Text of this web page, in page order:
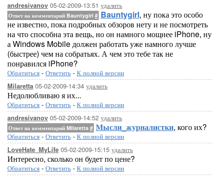
andresivanov 05-02-2009-13:51 удалить
Ответ на комментарий Bauntygirl # Bauntygirl, ну пока это особо
не известно, пока подробных обзоров нету и не посмотреть
на что способна эта вещь, но он намного мощнее iPhone, ну
а Windows Mobile должен работать уже намного лучше
(быстрее) чем на собратьях. А чем это тебе так не
понравился iPhone?
Обратиться - Ответить - К полной версии
Milaretta 05-02-2009-14:34 удалить
Недолюбливаю я их...
Обратиться - Ответить - К полной версии
andresivanov 05-02-2009-14:52 удалить
Ответ на комментарий Milaretta # Мысли_журналистки, кого их?
Обратиться - Ответить - К полной версии
LoveHate_MyLife 05-02-2009-15:15 удалить
Интересно, сколько он будет по цене?
Обратиться - Ответить - К полной версии